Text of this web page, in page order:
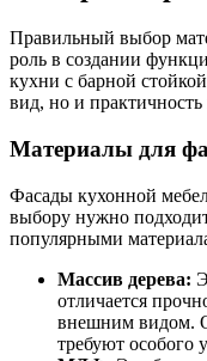
Правильный выбор
роль в создании
кухни с барной
вид, но и практичность
Материалы для
Фасады кухонной
выбору нужно
популярными
Массив дерева:
отличается
внешним видом.
требуют особого